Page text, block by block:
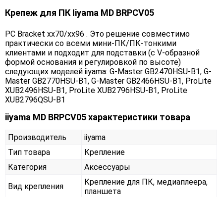
Крепеж для ПК Iiyama MD BRPCV05
PC Bracket xx70/xx96 . Это решение совместимо
практически со всеми мини-ПК/ПК-тонкими
клиентами и подходит для подставки (с V-образной
формой основания и регулировкой по высоте)
следующих моделей iiyama: G-Master GB2470HSU-B1, G-
Master GB2770HSU-B1, G-Master GB2466HSU-B1, ProLite
XUB2496HSU-B1, ProLite XUB2796HSU-B1, ProLite
XUB2796QSU-B1
iiyama MD BRPCV05 характеристики товара
Производитель
iiyama
Тип товара
Крепление
Категория
Аксессуары
Вид крепления
Крепление для ПК, медиаплеера,
планшета